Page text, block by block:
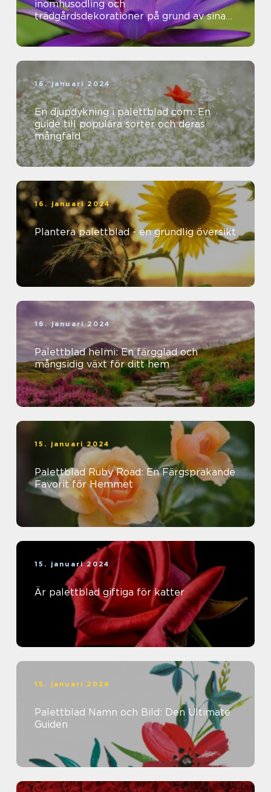
inomhusodling och
trädgårdsdekorationer på grund av sina
vackra färger och mönster
16. januari 2024
En djupdykning i palettblad com: En
guide till populära sorter och deras
mångfald
16. januari 2024
Plantera palettblad - en grundlig översikt
16. januari 2024
Palettblad helmi: En färgglad och
mångsidig växt för ditt hem
15. januari 2024
Palettblad Ruby Road: En Färgsprakande
Favorit för Hemmet
15. januari 2024
Är palettblad giftiga för katter
15. januari 2024
Palettblad Namn och Bild: Den Ultimate
Guiden